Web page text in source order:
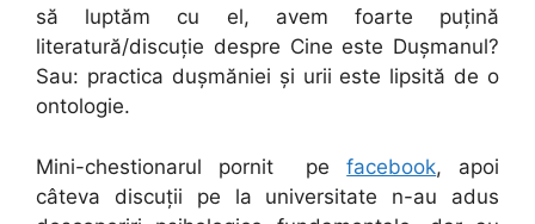
să luptăm cu el, avem foarte puțină
literatură/discuție despre Cine este Dușmanul?
Sau: practica dușmăniei și urii este lipsită de o
ontologie.
Mini-chestionarul pornit pefacebook, apoi
câteva discuții pe la universitate n-au adus